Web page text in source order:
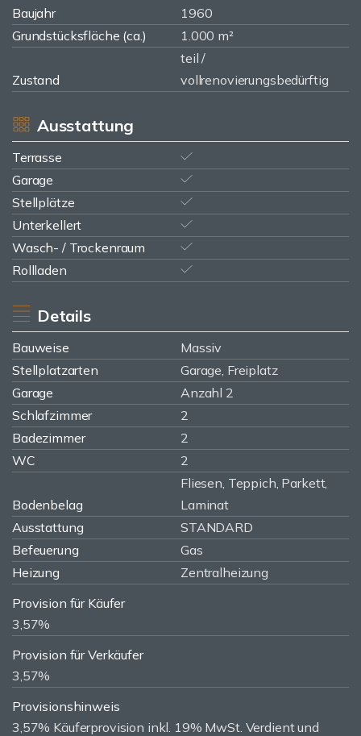
Baujahr
1960
Grundstücksfläche (ca.)
1.000 m²
Zustand
teil /
vollrenovierungsbedürftig
Ausstattung
Terrasse
Garage
Stellplätze
Unterkellert
Wasch- / Trockenraum
Rollladen
Details
Bauweise
Massiv
Stellplatzarten
Garage, Freiplatz
Garage
Anzahl 2
Schlafzimmer
2
Badezimmer
2
WC
2
Bodenbelag
Fliesen, Teppich, Parkett,
Laminat
Ausstattung
STANDARD
Befeuerung
Gas
Heizung
Zentralheizung
Provision für Käufer
3,57%
Provision für Verkäufer
3,57%
Provisionshinweis
3,57% Käuferprovision inkl. 19% MwSt. Verdient und